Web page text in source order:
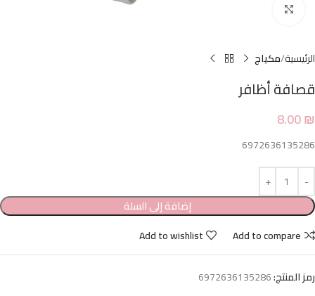
الرئيسية مكياج
قصافة أظافر
8.00₪
6972636135286
إضافة إلى السلة
Add to compare
Add to wishlist
رمز المنتج:6972636135286